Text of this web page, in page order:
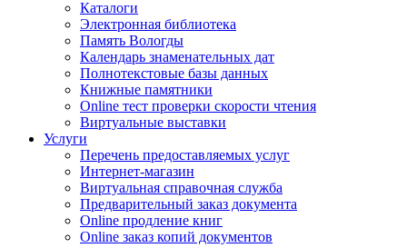
Каталоги
Электронная библиотека
Память Вологды
Календарь знаменательных дат
Полнотекстовые базы данных
Книжные памятники
Online тест проверки скорости чтения
Виртуальные выставки
Услуги
Перечень предоставляемых услуг
Интернет-магазин
Виртуальная справочная служба
Предварительный заказ документа
Online продление книг
Online заказ копий документов